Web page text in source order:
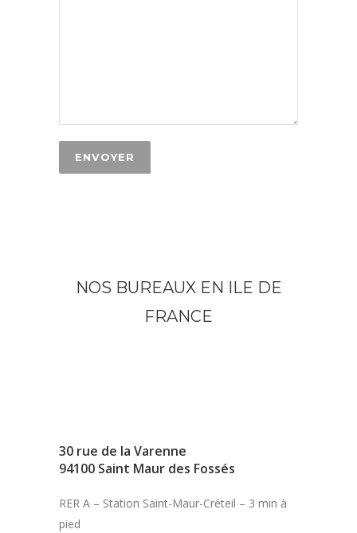
NOS BUREAUX EN ILE DE
FRANCE
30 rue de la Varenne
94100 Saint Maur des Fossés
RER A – Station Saint-Maur-Créteil – 3 min à
pied